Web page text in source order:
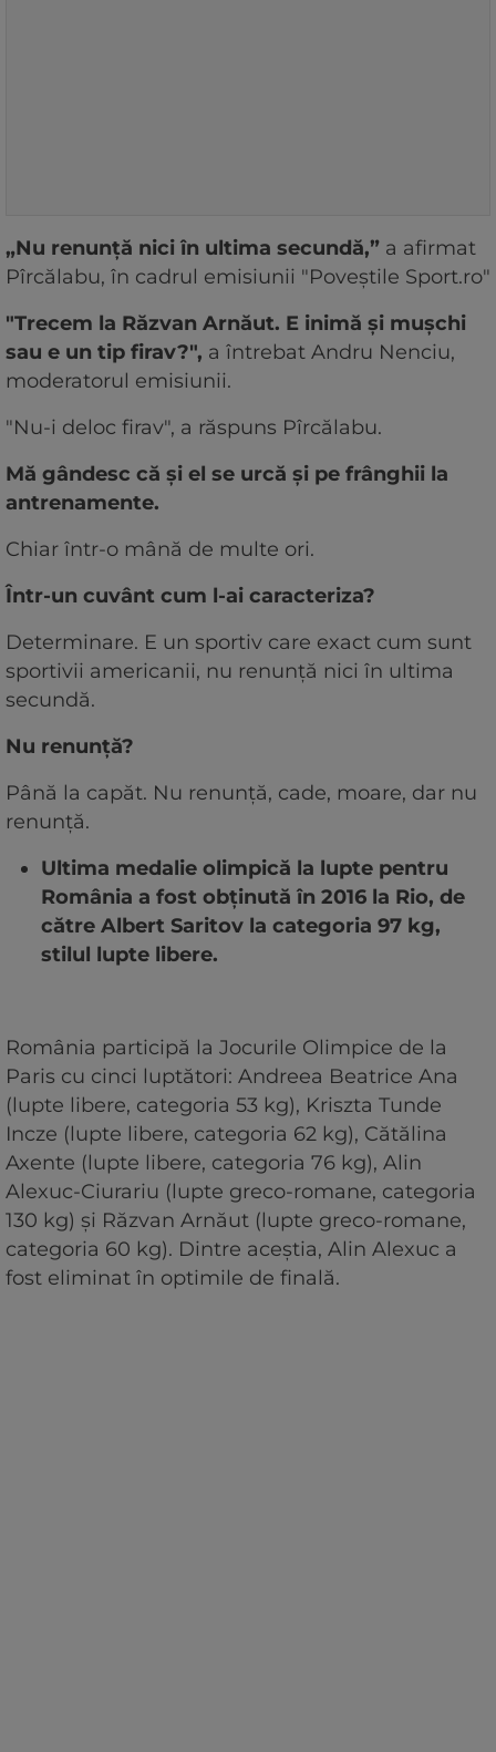
„Nu renunță nici în ultima secundă,” a afirmat
Pîrcălabu, în cadrul emisiunii "Poveștile Sport.ro"
"Trecem la Răzvan Arnăut. E inimă și mușchi
sau e un tip firav?", a întrebat Andru Nenciu,
moderatorul emisiunii.
"Nu-i deloc firav", a răspuns Pîrcălabu.
Mă gândesc că și el se urcă și pe frânghii la
antrenamente.
Chiar într-o mână de multe ori.
Într-un cuvânt cum l-ai caracteriza?
Determinare. E un sportiv care exact cum sunt
sportivii americanii, nu renunță nici în ultima
secundă.
Nu renunță?
Până la capăt. Nu renunță, cade, moare, dar nu
renunță.
Ultima medalie olimpică la lupte pentru
România a fost obținută în 2016 la Rio, de
către Albert Saritov la categoria 97 kg,
stilul lupte libere.
România participă la Jocurile Olimpice de la
Paris cu cinci luptători: Andreea Beatrice Ana
(lupte libere, categoria 53 kg), Kriszta Tunde
Incze (lupte libere, categoria 62 kg), Cătălina
Axente (lupte libere, categoria 76 kg), Alin
Alexuc-Ciurariu (lupte greco-romane, categoria
130 kg) și Răzvan Arnăut (lupte greco-romane,
categoria 60 kg). Dintre aceștia, Alin Alexuc a
fost eliminat în optimile de finală.